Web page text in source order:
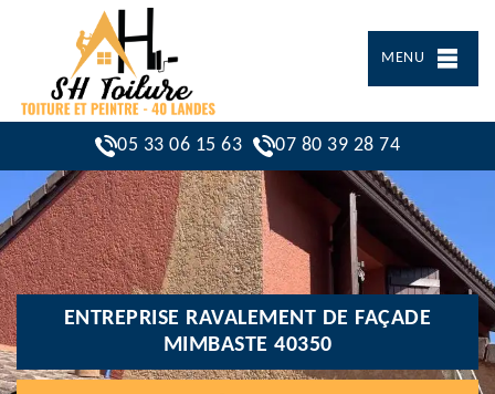
MENU
05 33 06 15 63 07 80 39 28 74
ENTREPRISE RAVALEMENT DE FAÇADE
MIMBASTE 40350